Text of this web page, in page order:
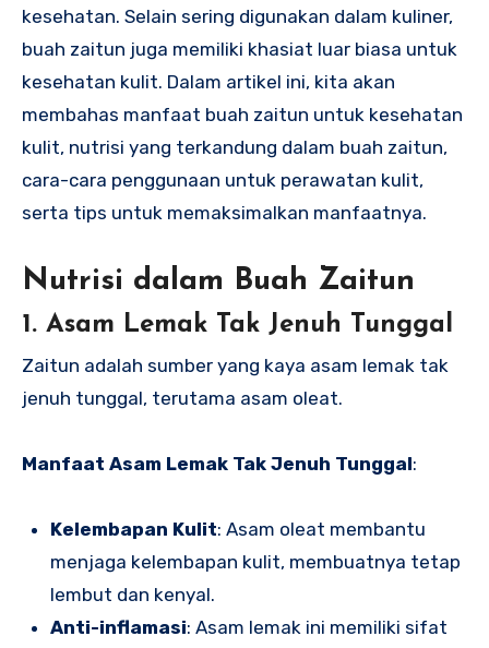
kesehatan. Selain sering digunakan dalam kuliner,
buah zaitun juga memiliki khasiat luar biasa untuk
kesehatan kulit. Dalam artikel ini, kita akan
membahas manfaat buah zaitun untuk kesehatan
kulit, nutrisi yang terkandung dalam buah zaitun,
cara-cara penggunaan untuk perawatan kulit,
serta tips untuk memaksimalkan manfaatnya.
Nutrisi dalam Buah Zaitun
1. Asam Lemak Tak Jenuh Tunggal
Zaitun adalah sumber yang kaya asam lemak tak
jenuh tunggal, terutama asam oleat.
Manfaat Asam Lemak Tak Jenuh Tunggal:
Kelembapan Kulit: Asam oleat membantu
menjaga kelembapan kulit, membuatnya tetap
lembut dan kenyal.
Anti-inflamasi: Asam lemak ini memiliki sifat